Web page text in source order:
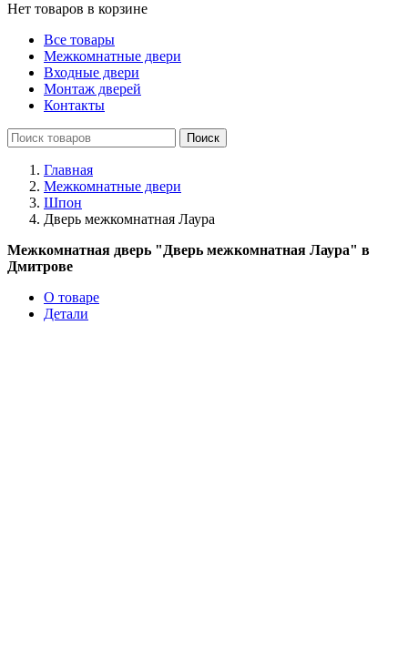
Нет товаров в корзине
Все товары
Межкомнатные двери
Входные двери
Монтаж дверей
Контакты
Search
for:
Поиск
Главная
Межкомнатные двери
Шпон
Дверь межкомнатная Лаура
Межкомнатная дверь "Дверь межкомнатная Лаура" в
Дмитрове
О товаре
Детали